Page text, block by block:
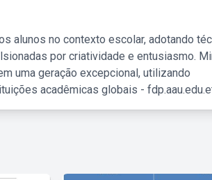
alunos no contexto escolar, adotando
por criatividade e entusiasmo.
uma geração excepcional, utilizando
acadêmicas globais -